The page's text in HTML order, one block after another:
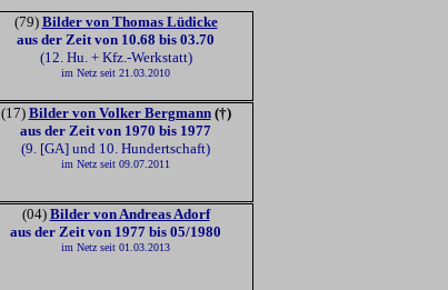
(79) Bilder von Thomas Lüdicke
aus der Zeit von 10.68 bis 03.70
(12. Hu. + Kfz.-Werkstatt)
im Netz seit 21.03.2010
(17) Bilder von Volker Bergmann(†)
aus der Zeit von 1970 bis 1977
(9. [GA] und 10. Hundertschaft)
im Netz seit 09.07.2011
(04) Bilder von Andreas Adorf
aus der Zeit von 1977 bis 05/1980
im Netz seit 01.03.2013